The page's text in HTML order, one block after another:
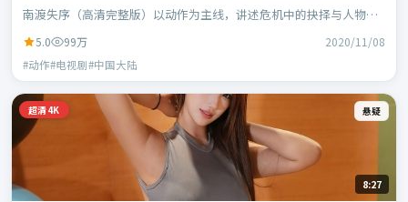
南渡失序（高清完整版）以动作为主线，讲述危机中的抉择与人物成
5.0 99万 2020/11/08
#动作#电视剧#中国大陆
超清4K 悬疑
8:27